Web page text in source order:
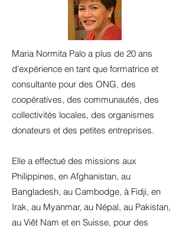
Maria Normita Palo a plus de 20 ans
d'expérience en tant que formatrice et
consultante pour des ONG, des
coopératives, des communautés, des
collectivités locales, des organismes
donateurs et des petites entreprises.
Elle a effectué des missions aux
Philippines, en Afghanistan, au
Bangladesh, au Cambodge, à Fidji, en
Irak, au Myanmar, au Népal, au Pakistan,
au Viêt Nam et en Suisse, pour des